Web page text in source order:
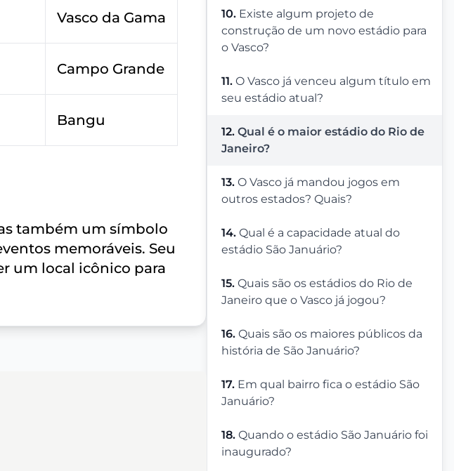
10. Existe algum projeto de
construção de um novo estádio para
o Vasco?
11. O Vasco já venceu algum título em
seu estádio atual?
12. Qual é o maior estádio do Rio de
Janeiro?
13. O Vasco já mandou jogos em
outros estados? Quais?
14. Qual é a capacidade atual do
estádio São Januário?
15. Quais são os estádios do Rio de
Janeiro que o Vasco já jogou?
16. Quais são os maiores públicos da
história de São Januário?
17. Em qual bairro fica o estádio São
Januário?
18. Quando o estádio São Januário foi
inaugurado?
Vasco da Gama
Campo Grande
Bangu
também um símbolo
memoráveis. Seu
um local icônico para